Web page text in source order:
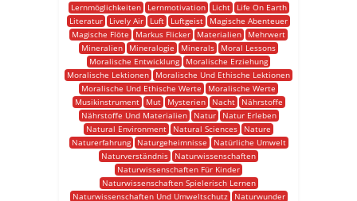
Lernmöglichkeiten
Lernmotivation Licht
Life On Earth
Literatur
Lively Air Luft Luftgeist
Magische Abenteuer
Magische Flöte
Markus Flicker Materialien
Mehrwert
Mineralien
Mineralogie Minerals
Moral Lessons
Moralische Entwicklung
Moralische Erziehung
Moralische Lektionen
Moralische Und Ethische Lektionen
Moralische Und Ethische Werte
Moralische Werte
Musikinstrument
Mut Mysterien Nacht
Nährstoffe
Nährstoffe Und Materialien
Natur
Natur Erleben
Natural Environment
Natural Sciences
Nature
Naturerfahrung
Naturgeheimnisse
Natürliche Umwelt
Naturverständnis
Naturwissenschaften
Naturwissenschaften Für Kinder
Naturwissenschaften Spielerisch Lernen
Naturwissenschaften Und Umweltschutz
Naturwunder